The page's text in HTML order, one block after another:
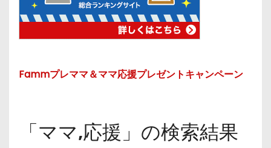
Fammプレママ＆ママ応援プレゼントキャンペーン
「ママ,応援」の検索結果